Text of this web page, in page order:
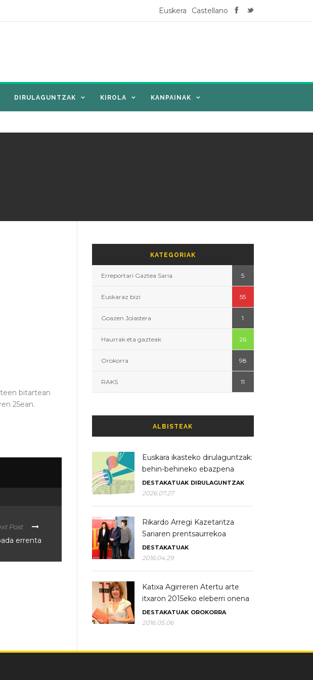
Euskera Castellano
DIRULAGUNTZAK KIROLA KANPAINAK
bitartean
25ean.
Post
errenta
KATEGORIAK
Erreportari Gaztea Saria 5
Euskaraz bizi 55
Goazen Jolastera 1
Haurrak eta gazteak 26
Orokorra 98
RAKS 11
ALBISTEAK
Euskara ikasteko dirulaguntzak:
behin-behineko ebazpena
DESTAKATUAK DIRULAGUNTZAK
2026.07.27
Rikardo Arregi Kazetaritza
Sariaren prentsaurrekoa
DESTAKATUAK
2016.04.29
Katixa Agirreren Atertu arte
itxaron 2015eko eleberri onena
DESTAKATUAK OROKORRA
2016.05.06